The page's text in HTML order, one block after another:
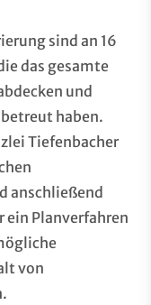
sind an 16
das gesamte
und
haben.
Tiefenbacher
anschließend
ein Planverfahren
von